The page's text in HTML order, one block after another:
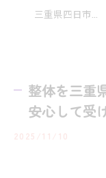
三重県四日市市の整体なら美姿勢スター
整体を三重
安心して受
2025/11/10